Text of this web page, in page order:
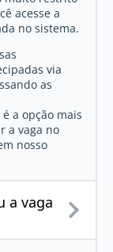
acesse a
no sistema.
via
as
é a opção mais
a vaga no
nosso